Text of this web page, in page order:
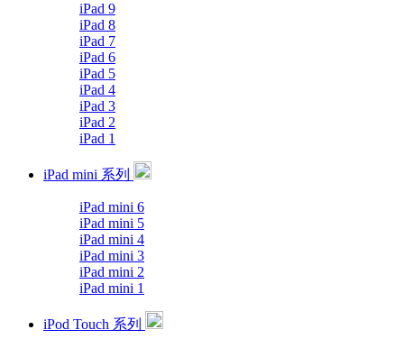
iPad 9
iPad 8
iPad 7
iPad 6
iPad 5
iPad 4
iPad 3
iPad 2
iPad 1
iPad mini 系列
iPad mini 6
iPad mini 5
iPad mini 4
iPad mini 3
iPad mini 2
iPad mini 1
iPod Touch 系列